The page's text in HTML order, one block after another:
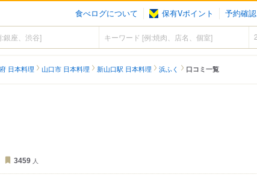
食べログについて 保有Vポイント 予約確認
日本料理 山口市 日本料理 新山口駅 日本料理 浜ふく 口コミ一覧
3459 人